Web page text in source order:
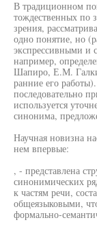
В традиционном
тождественных по
зрения,
одно понятие, но
экспрессивными и
например,
Шапиро, Е.М.
ранние его
последовательно
используется
синонима,
Научная новизна
нем впервые:
, - представлена
синонимических
к частям речи,
общеязыковыми,
формально-